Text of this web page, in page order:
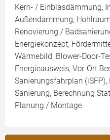
Kern- / Einblasdämmung,
Außendämmung,
Renovierung /
Energiekonzept,
Wärmebild, Blower-Door-
Energieausweis, Vor-Ort
Sanierungsfahrplan
Sanierung, Berechnung
Planung / Montage